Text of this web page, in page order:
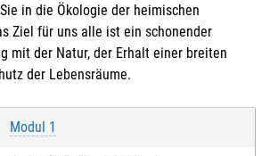
in die Ökologie der heimischen
Ziel für uns alle ist ein schonender
mit der Natur, der Erhalt einer breiten
der Lebensräume.
Modul 1